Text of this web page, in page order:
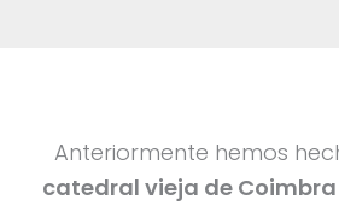
Anteriormente hemos
catedral vieja de Coimbra